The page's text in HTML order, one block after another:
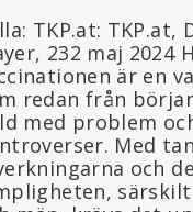
TKP.at: TKP.at,
232 maj 2024
är en
redan från
med problem
Med
och